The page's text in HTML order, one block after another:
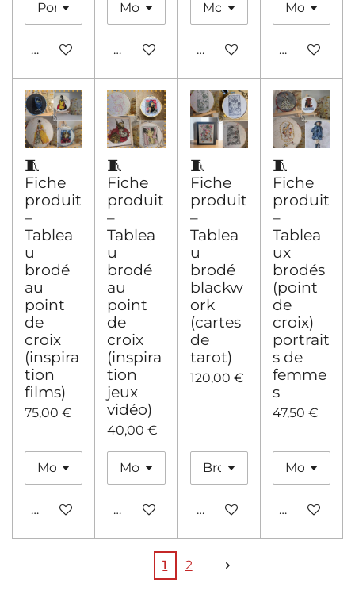
Ajouter au panierAjouter au panierAjouter au panierAjouter au
🧵
Fiche
produit
–
Tablea
u
brodé
au
point
de
croix
(inspira
tion
films)
75,00 €
Ajouter au panier
🧵
Fiche
produit
–
Tablea
u
brodé
au
point
de
croix
(inspira
tion
jeux
vidéo)
40,00 €
Ajouter au panier
🧵
Fiche
produit
–
Tablea
u
brodé
blackw
ork
(cartes
de
tarot)
120,00 €
Ajouter au panier
🧵
Fiche
produit
–
Tablea
ux
brodés
(point
de
croix)
portrait
s de
femme
s
47,50 €
Ajouter au
1 2